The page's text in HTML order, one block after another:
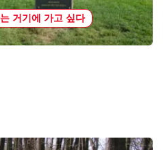
거기에 가고 싶다